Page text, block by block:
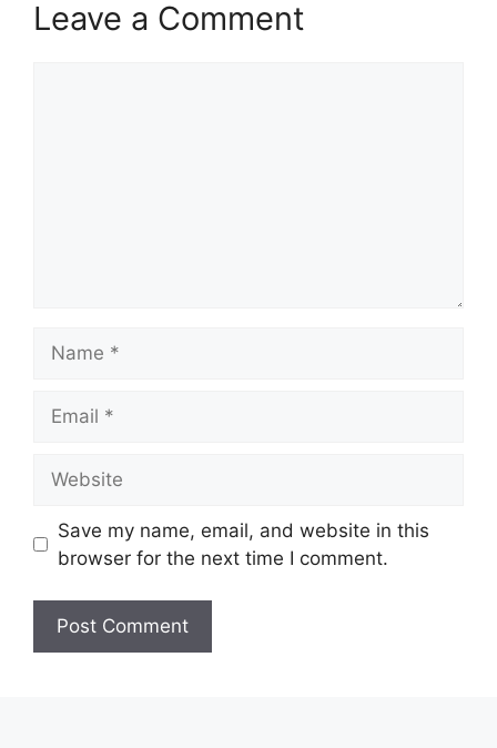
Leave a Comment
Save my name, email, and website in this
browser for the next time I comment.